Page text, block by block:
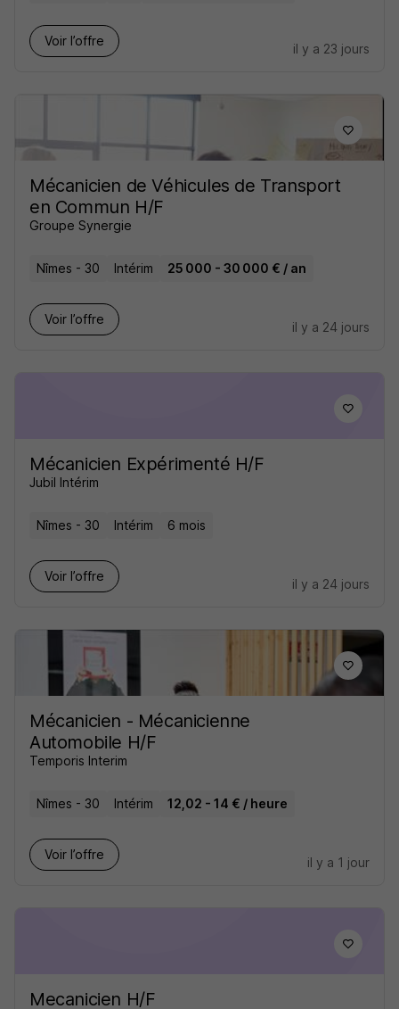
Voir l’offre
il y a 23 jours
Mécanicien de Véhicules de Transport
en Commun H/F
Groupe Synergie
Nîmes - 30 Intérim 25 000 - 30 000 € / an
Voir l’offre
il y a 24 jours
Mécanicien Expérimenté H/F
Jubil Intérim
Nîmes - 30 Intérim 6 mois
Voir l’offre
il y a 24 jours
Mécanicien - Mécanicienne
Automobile H/F
Temporis Interim
Nîmes - 30 Intérim 12,02 - 14 € / heure
Voir l’offre
il y a 1 jour
Mecanicien H/F